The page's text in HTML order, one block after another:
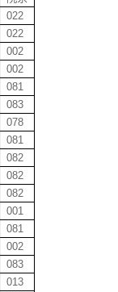
022
022
002
002
081
083
078
081
082
082
082
001
081
002
083
013